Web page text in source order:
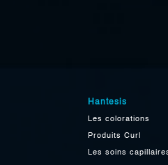
Hantesis
Les colorations
Produits Curl
Les soins